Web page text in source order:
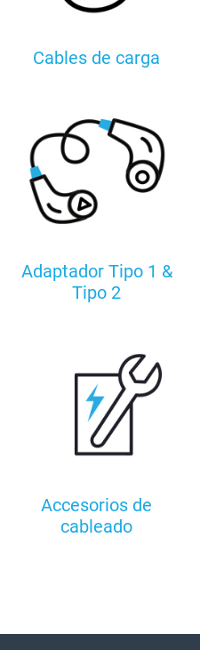
Cables de carga
Adaptador Tipo 1 &
Tipo 2
Accesorios de
cableado